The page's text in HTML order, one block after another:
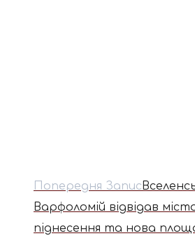
Попередня Запис
Варфоломій відвідав
піднесення та нова